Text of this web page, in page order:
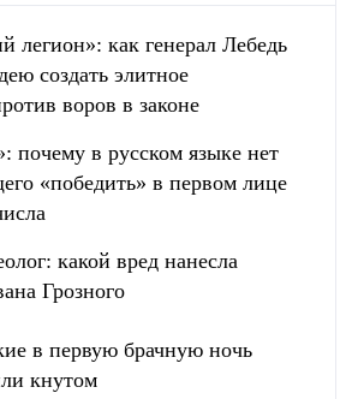
легион»: как генерал Лебедь
создать элитное
воров в законе
почему в русском языке нет
«победить» в первом лице
какой вред нанесла
Грозного
в первую брачную ночь
кнутом